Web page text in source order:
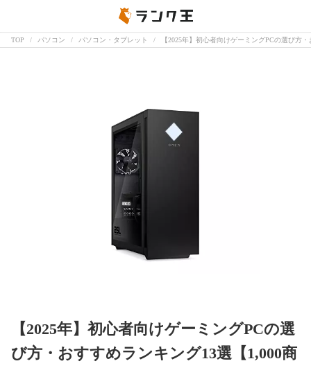
TOP パソコン パソコン・タブレット 【2025年】初心者向けゲーミングPCの選び方
【2025年】初心者向けゲーミングPCの選
び方・おすすめランキング13選【1,000商